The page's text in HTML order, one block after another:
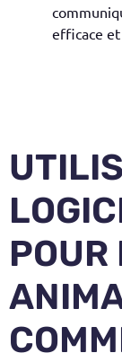
efficace et
POUR